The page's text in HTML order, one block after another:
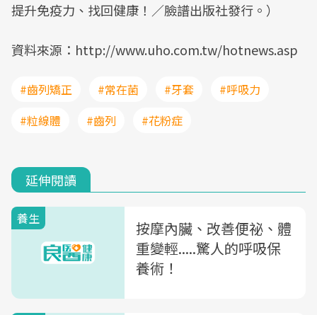
提升免疫力、找回健康！／臉譜出版社發行。）
資料來源：http://www.uho.com.tw/hotnews.asp
#齒列矯正 #常在菌 #牙套
#呼吸力
#粒線體
#齒列 #花粉症
延伸閱讀
養生
按摩內臟、改善便祕、體
重變輕.....驚人的呼吸保
養術！